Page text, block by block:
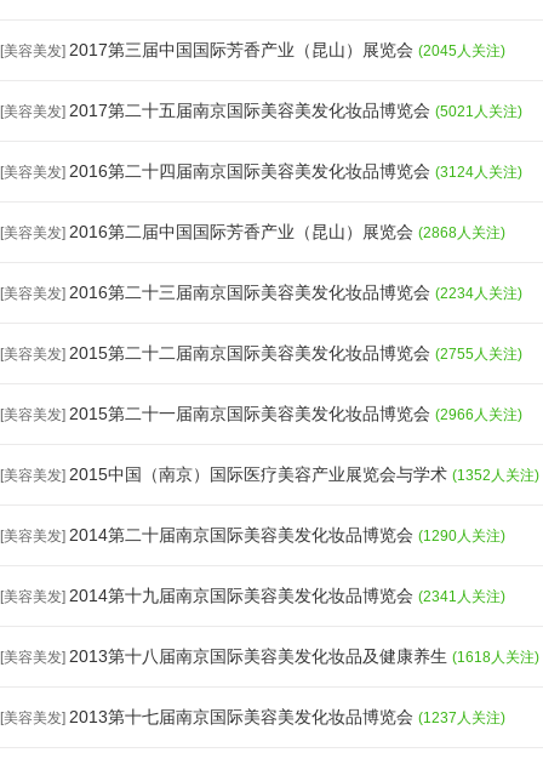
[美容美发] 2017第三届中国国际芳香产业（昆山）展览会 (2045人关注)
[美容美发] 2017第二十五届南京国际美容美发化妆品博览会 (5021人关注)
[美容美发] 2016第二十四届南京国际美容美发化妆品博览会 (3124人关注)
[美容美发] 2016第二届中国国际芳香产业（昆山）展览会 (2868人关注)
[美容美发] 2016第二十三届南京国际美容美发化妆品博览会 (2234人关注)
[美容美发] 2015第二十二届南京国际美容美发化妆品博览会 (2755人关注)
[美容美发] 2015第二十一届南京国际美容美发化妆品博览会 (2966人关注)
[美容美发] 2015中国（南京）国际医疗美容产业展览会与学术 (1352人关注)
[美容美发] 2014第二十届南京国际美容美发化妆品博览会 (1290人关注)
[美容美发] 2014第十九届南京国际美容美发化妆品博览会 (2341人关注)
[美容美发] 2013第十八届南京国际美容美发化妆品及健康养生 (1618人关注)
[美容美发] 2013第十七届南京国际美容美发化妆品博览会 (1237人关注)